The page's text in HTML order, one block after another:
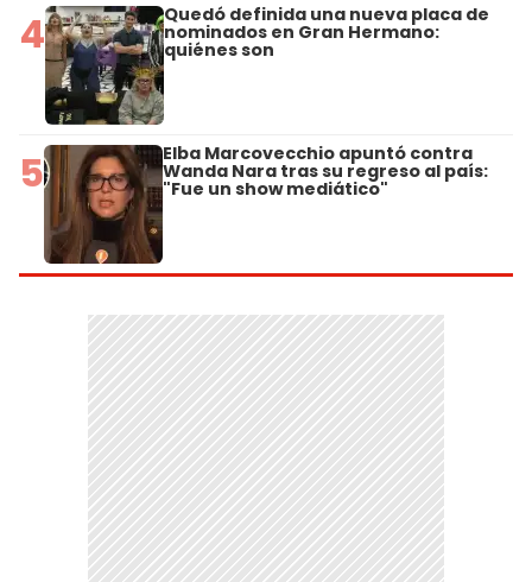
4 Quedó definida una nueva placa de
nominados en Gran Hermano:
quiénes son
5 Elba Marcovecchio apuntó contra
Wanda Nara tras su regreso al país:
"Fue un show mediático"